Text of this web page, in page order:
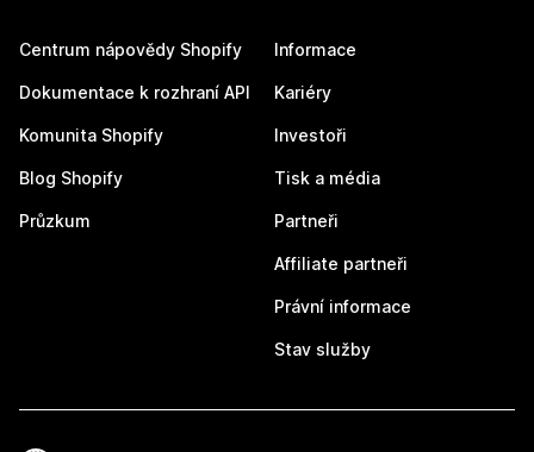
Centrum nápovědy Shopify
Dokumentace k rozhraní API
Komunita Shopify
Blog Shopify
Průzkum
Informace
Kariéry
Investoři
Tisk a média
Partneři
Affiliate partneři
Právní informace
Stav služby